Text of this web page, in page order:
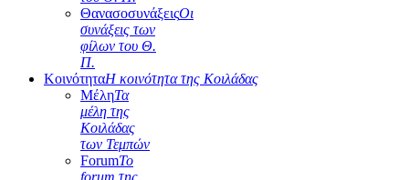
ΘανασοσυνάξειςΟι
συνάξεις των
φίλων του Θ.
Π.
ΚοινότηταΗ κοινότητα της Κοιλάδας
ΜέληΤα
μέλη της
Κοιλάδας
των Τεμπών
ForumΤο